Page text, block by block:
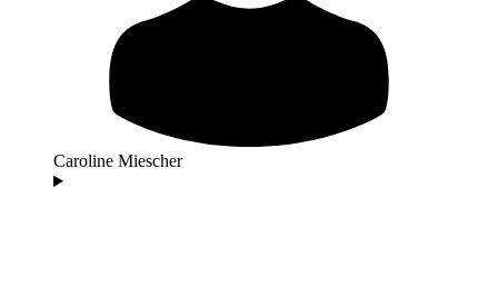
Caroline Miescher